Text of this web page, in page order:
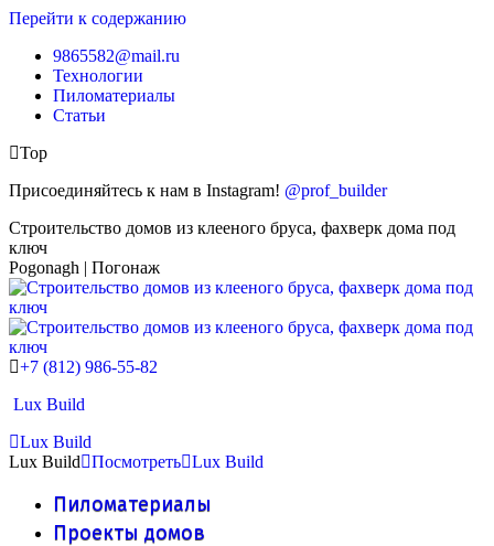
Перейти к содержанию
9865582@mail.ru
Технологии
Пиломатериалы
Статьи
Top
Присоединяйтесь к нам в Instagram! @prof_builder
Строительство домов из клееного бруса, фахверк дома под
ключ
Pogonagh | Погонаж
+7 (812) 986-55-82
Lux Build
Lux Build
Lux Build
Посмотреть Lux Build
Пиломатериалы
Проекты домов